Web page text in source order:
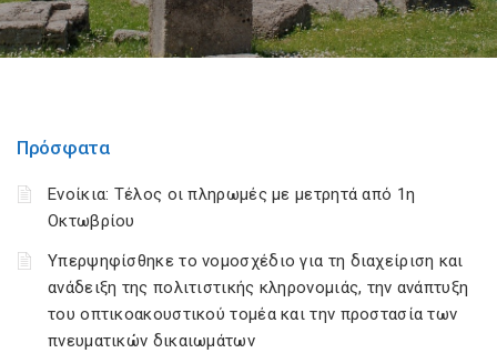
Πρόσφατα
Ενοίκια: Τέλος οι πληρωμές με μετρητά από 1η
Οκτωβρίου
Υπερψηφίσθηκε το νομοσχέδιο για τη διαχείριση και
ανάδειξη της πολιτιστικής κληρονομιάς, την ανάπτυξη
του οπτικοακουστικού τομέα και την προστασία των
πνευματικών δικαιωμάτων